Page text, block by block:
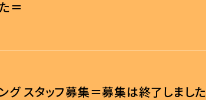
＝
グ スタッフ募集＝募集は終了しまし